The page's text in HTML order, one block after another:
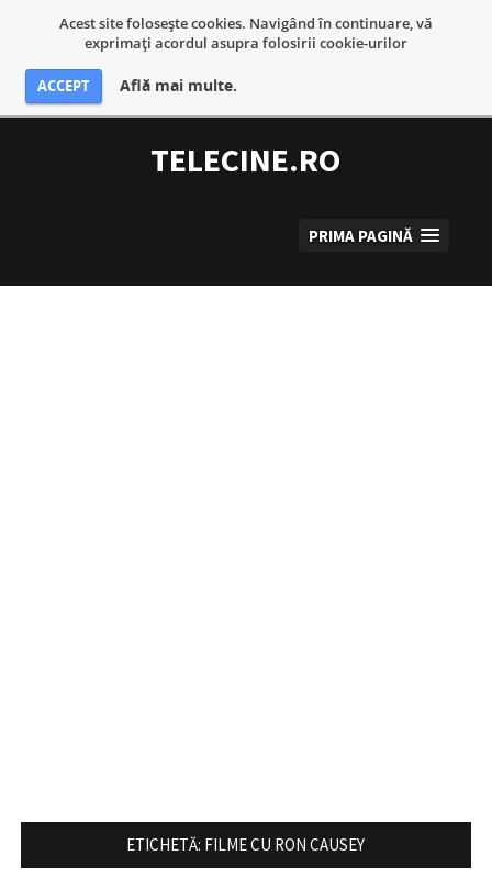
Acest site foloseşte cookies. Navigând în continuare, vă
exprimaţi acordul asupra folosirii cookie-urilor
ACCEPT Află mai multe.
conținut
TELECINE.RO
PRIMA PAGINĂ
ETICHETĂ: FILME CU RON CAUSEY